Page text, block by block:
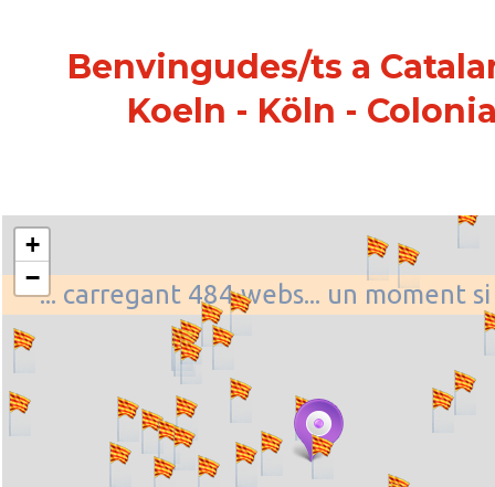
Benvingudes/ts a
Koeln - Köln -
... carregant 484 webs... un moment
+
−